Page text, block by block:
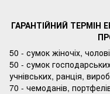
ГАРАНТІЙНИЙ ТЕРМІН
50 - сумок жіночіх,
50 - сумок
учнівських, ранція,
70 - чемоданів,